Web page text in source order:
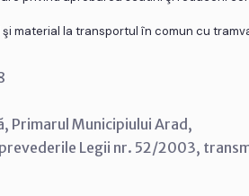
material la transportul în comun cu
Primarul Municipiului Arad,
Legii nr. 52/2003,